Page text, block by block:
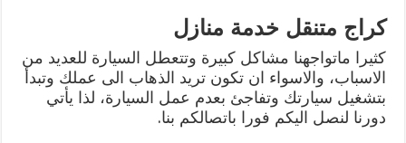
كراج متنقل خدمة منازل
كثيرا ماتواجهنا مشاكل كبيرة وتتعطل السيارة للعديد من
الاسباب، والاسواء ان تكون تريد الذهاب الى عملك وتبدأ
بتشغيل سيارتك وتفاجئ بعدم عمل السيارة، لذا يأتي
دورنا لنصل اليكم فورا باتصالكم بنا.